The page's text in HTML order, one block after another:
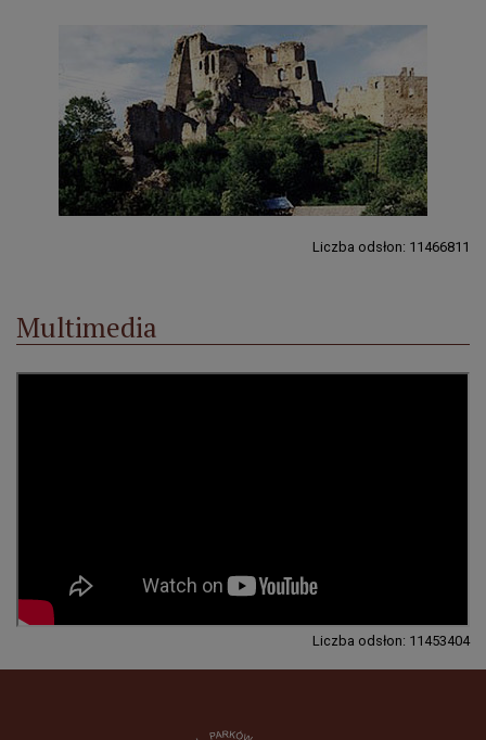
Liczba odsłon: 11466811
Multimedia
Liczba odsłon: 11453404